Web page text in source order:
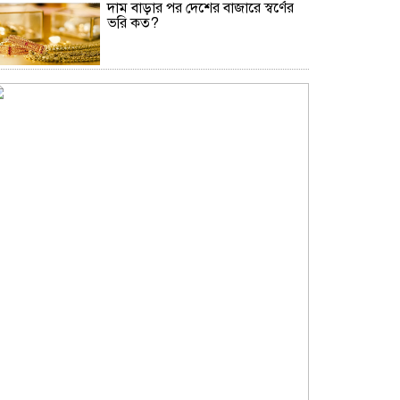
দাম বাড়ার পর দেশের বাজারে স্বর্ণের
ভরি কত?
নিউইয়র্কে দুর্ঘটনায় আহত তিন